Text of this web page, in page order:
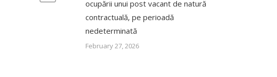
ocupării unui post vacant de natură
contractuală, pe perioadă
nedeterminată
February 27, 2026